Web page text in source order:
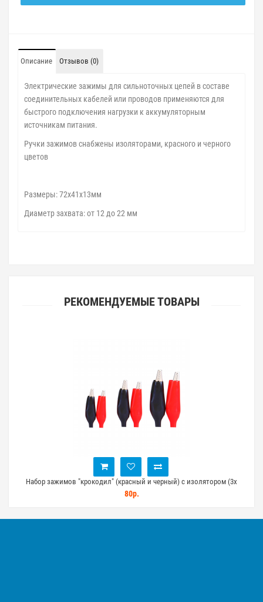
Описание Отзывов (0)
Электрические зажимы для сильноточных цепей в составе
соединительных кабелей или проводов применяются для
быстрого подключения нагрузки к аккумуляторным
источникам питания.
Ручки зажимов снабжены изоляторами, красного и черного
цветов
Размеры: 72х41х13мм
Диаметр захвата: от 12 до 22 мм
РЕКОМЕНДУЕМЫЕ ТОВАРЫ
Набор зажимов "крокодил" (красный и черный) с изолятором (3х
размеров)
80р.